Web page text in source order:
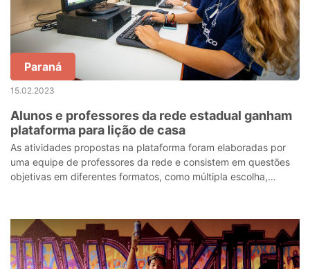
Paraná
15.02.2023
Alunos e professores da rede estadual ganham
plataforma para lição de casa
As atividades propostas na plataforma foram elaboradas por
uma equipe de professores da rede e consistem em questões
objetivas em diferentes formatos, como múltipla escolha,